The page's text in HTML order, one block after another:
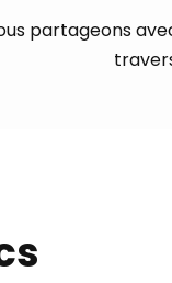
partageons